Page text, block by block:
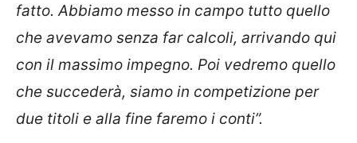
fatto. Abbiamo messo in campo tutto quello
che avevamo senza far calcoli, arrivando qui
con il massimo impegno. Poi vedremo quello
che succederà, siamo in competizione per
due titoli e alla fine faremo i conti”.